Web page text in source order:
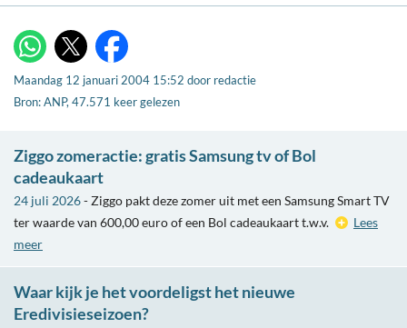
WhatsApp
X Facebook
Maandag 12 januari 2004 15:52 door redactie
Bron: ANP, 47.571 keer gelezen
Ziggo zomeractie: gratis Samsung tv of Bol
cadeaukaart
24 juli 2026- Ziggo pakt deze zomer uit met een Samsung Smart TV
ter waarde van 600,00 euro of een Bol cadeaukaart t.w.v.
Lees
meer
Waar kijk je het voordeligst het nieuwe
Eredivisieseizoen?